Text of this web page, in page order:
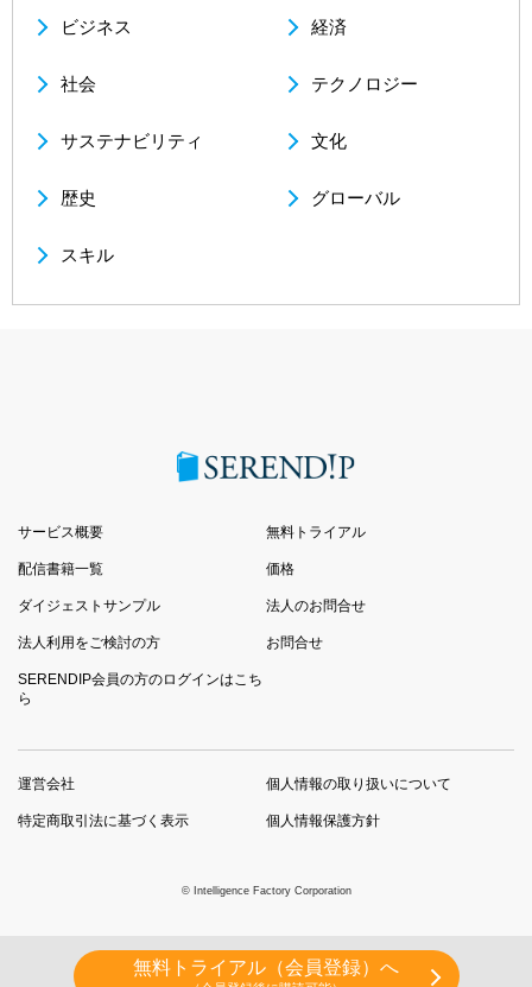
ビジネス 経済
社会 テクノロジー
サステナビリティ 文化
歴史 グローバル
スキル
サービス概要
配信書籍一覧
ダイジェストサンプル
法人利用をご検討の方
SERENDIP会員の方のログインはこち
ら
無料トライアル
価格
法人のお問合せ
お問合せ
運営会社 個人情報の取り扱いについて
特定商取引法に基づく表示 個人情報保護方針
© Intelligence Factory Corporation
無料トライアル（会員登録）へ